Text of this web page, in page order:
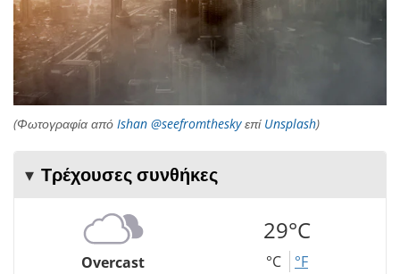
(Φωτογραφία από Ishan @seefromtheskyεπί Unsplash)
Τρέχουσες συνθήκες
Overcast
29°C
°C °F